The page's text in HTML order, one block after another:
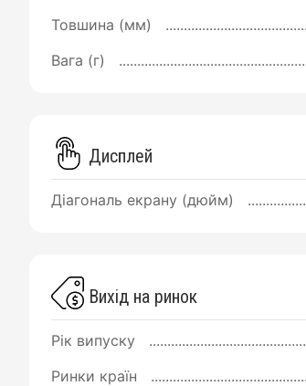
Товшина (мм)
Вага (г)
Дисплей
Діагональ екрану (дюйм)
Вихід на ринок
Рік випуску
Ринки країн